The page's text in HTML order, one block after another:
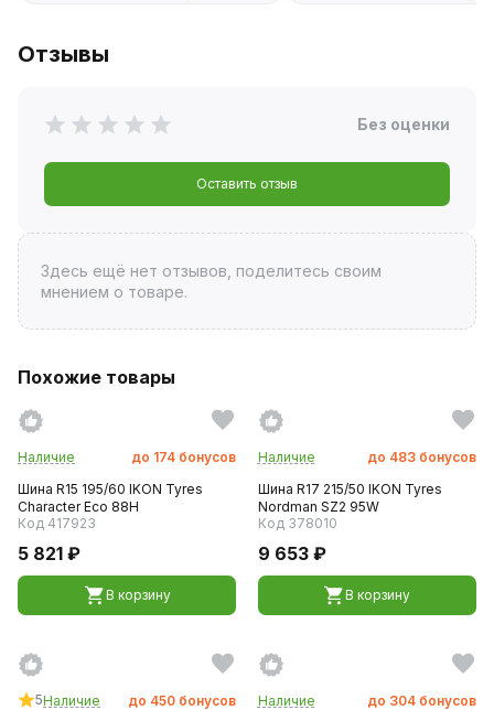
Отзывы
Без оценки
Оставить отзыв
Здесь ещё нет отзывов, поделитесь своим
мнением о товаре.
Похожие товары
Наличие до 174 бонусов
Шина R15 195/60 IKON Tyres
Character Eco 88H
Код 417923
5 821 ₽
В корзину
Наличие до 483 бонусов
Шина R17 215/50 IKON Tyres
Nordman SZ2 95W
Код 378010
9 653 ₽
В корзину
5Наличие до 450 бонусов
Наличие до 304 бонусов